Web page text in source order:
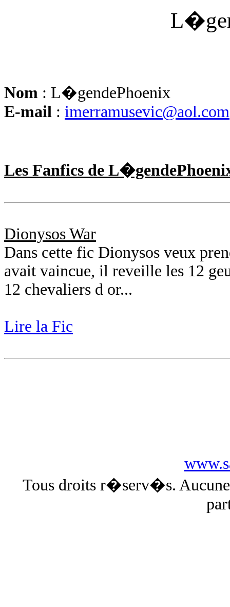
Nom : L�gendePhoenix
E-mail : imerramusevic@aol.com
Les Fanfics de
Dionysos War
Dans cette fic Dionysos veux
avait vaincue, il reveille les 12
12 chevaliers d or...
Lire la Fic
Tous droits r�serv�s.